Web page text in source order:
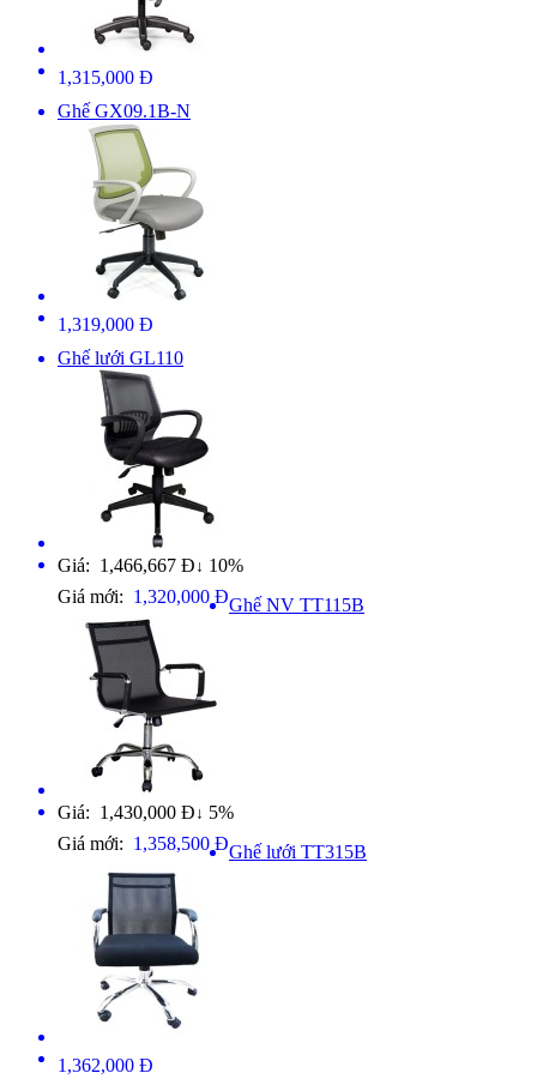
1,315,000 Đ
Ghế GX09.1B-N
1,319,000 Đ
Ghế lưới GL110
Giá: 1,466,667 Đ ↓ 10%
Giá mới: 1,320,000 ĐGhế NV TT115B
Giá: 1,430,000 Đ ↓ 5%
Giá mới: 1,358,500 ĐGhế lưới TT315B
1,362,000 Đ